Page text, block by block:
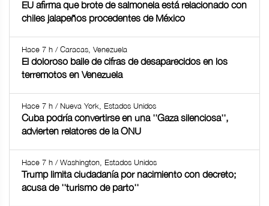
EU afirma que brote de salmonela está relacionado con
chiles jalapeños procedentes de México
Hace 7 h / Caracas, Venezuela
El doloroso baile de cifras de desaparecidos en los
terremotos en Venezuela
Hace 7 h / Nueva York, Estados Unidos
Cuba podría convertirse en una ''Gaza silenciosa'',
advierten relatores de la ONU
Hace 7 h / Washington, Estados Unidos
Trump limita ciudadanía por nacimiento con decreto;
acusa de ''turismo de parto''